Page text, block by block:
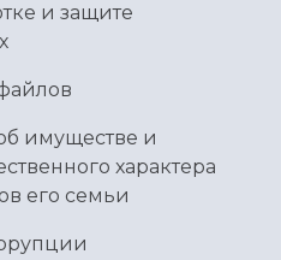
и защите
имуществе и
характера
его семьи